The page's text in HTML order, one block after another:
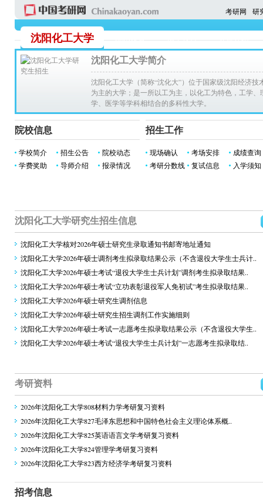
考研网 研
沈阳化工大学 院系设置 招生公告 导师介绍
沈阳化工大学简介
沈阳化工大学（简称“沈化大”）位于国家级沈阳经济
为主的大学；是一所以工为主，以化工为特色，工学
学、医学等学科相结合的多科性大学。
院校信息
学校简介 招生公告
院校动态
学费奖助
导师介绍 报录情况
招生工作
现场确认 考场安排
成绩查询
考研分数线
复试信息 入学须知
沈阳化工大学研究生招生信息
沈阳化工大学核对2026年硕士研究生录取通知书邮寄地址通知
沈阳化工大学2026年硕士调剂考生拟录取结果公示（不含退役大学生士兵计..
沈阳化工大学2026年硕士考试“退役大学生士兵计划”调剂考生拟录取结果..
沈阳化工大学2026年硕士考试“立功表彰退役军人免初试”考生拟录取结果..
沈阳化工大学2026年硕士研究生调剂信息
沈阳化工大学2026年硕士研究生招生调剂工作实施细则
沈阳化工大学2026年硕士考试一志愿考生拟录取结果公示（不含退役大学生..
沈阳化工大学2026年硕士考试“退役大学生士兵计划”一志愿考生拟录取结..
考研资料
2026年沈阳化工大学808材料力学考研复习资料
2026年沈阳化工大学827毛泽东思想和中国特色社会主义理论体系概..
2026年沈阳化工大学825英语语言文学考研复习资料
2026年沈阳化工大学824管理学考研复习资料
2026年沈阳化工大学823西方经济学考研复习资料
招考信息